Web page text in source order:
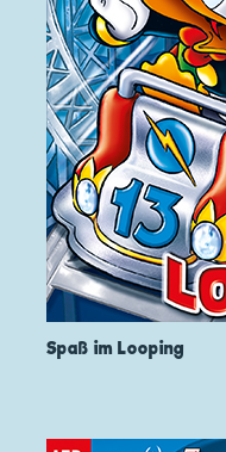
Spaß im Looping